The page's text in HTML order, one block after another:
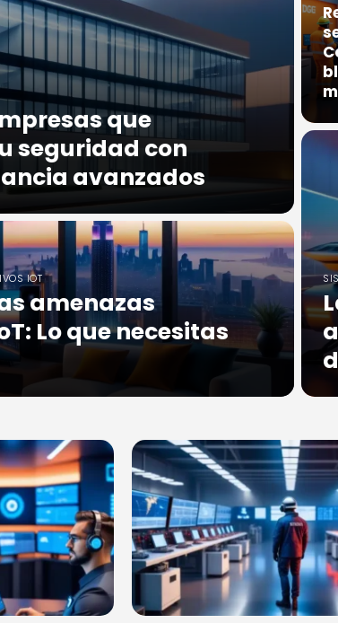
que
seguridad con
avanzados
IOT
amenazas
Lo que necesitas